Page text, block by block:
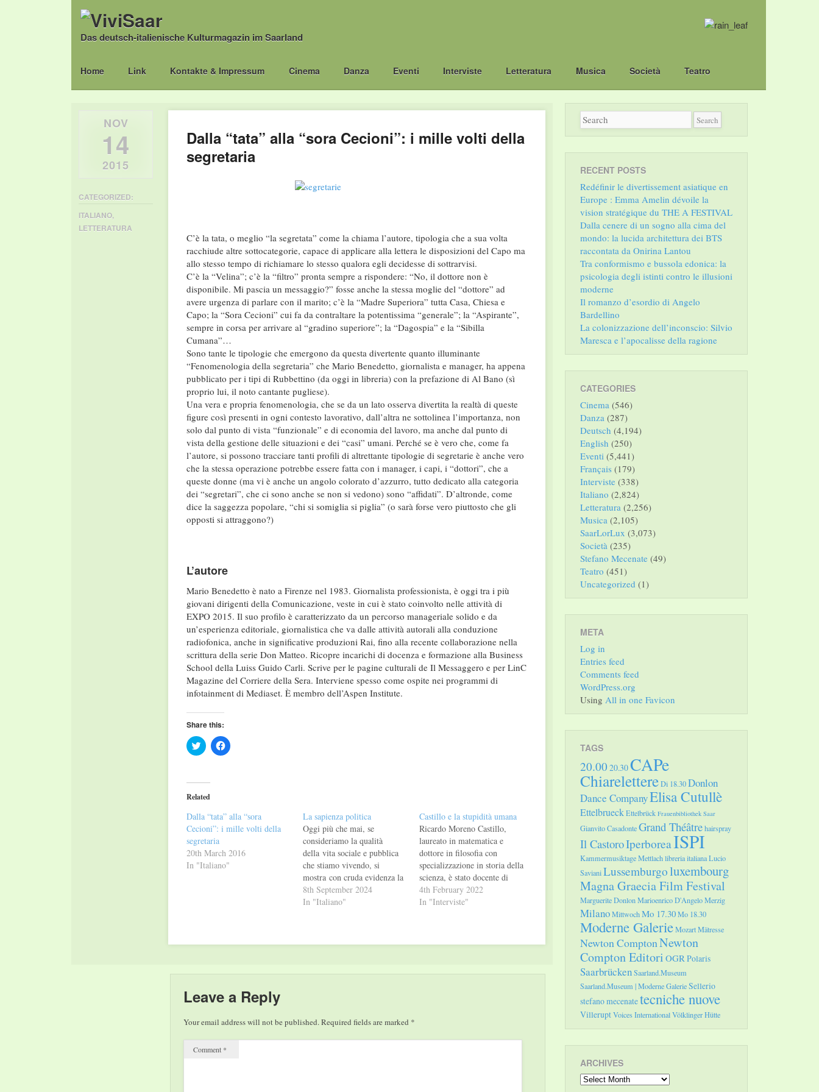
Das deutsch-italienische Kulturmagazin im Saarland
Main menu
Skip
Home Link Kontakte & Impressum Cinema Danza Eventi Interviste Letteratura Musica Società Teatro
Dalla “tata” alla “sora Cecioni”: i mille volti della
segretaria
C’è la tata, o meglio “la segretata” come la chiama l’autore, tipologia che a sua volta
racchiude altre sottocategorie, capace di applicare alla lettera le disposizioni del Capo ma
allo stesso tempo di richiamare lo stesso qualora egli decidesse di sottrarvisi.
C’è la “Velina”; c’è la “filtro” pronta sempre a rispondere: “No, il dottore non è
disponibile. Mi pascia un messaggio?” fosse anche la stessa moglie del “dottore” ad
avere urgenza di parlare con il marito; c’è la “Madre Superiora” tutta Casa, Chiesa e
Capo; la “Sora Cecioni” cui fa da contraltare la potentissima “generale”; la “Aspirante”,
sempre in corsa per arrivare al “gradino superiore”; la “Dagospia” e la “Sibilla
Cumana”…
Sono tante le tipologie che emergono da questa divertente quanto illuminante
“Fenomenologia della segretaria” che Mario Benedetto, giornalista e manager, ha appena
pubblicato per i tipi di Rubbettino (da oggi in libreria) con la prefazione di Al Bano (sì
proprio lui, il noto cantante pugliese).
Una vera e propria fenomenologia, che se da un lato osserva divertita la realtà di queste
figure così presenti in ogni contesto lavorativo, dall’altra ne sottolinea l’importanza, non
solo dal punto di vista “funzionale” e di economia del lavoro, ma anche dal punto di
vista della gestione delle situazioni e dei “casi” umani. Perché se è vero che, come fa
l’autore, si possono tracciare tanti profili di altrettante tipologie di segretarie è anche vero
che la stessa operazione potrebbe essere fatta con i manager, i capi, i “dottori”, che a
queste donne (ma vi è anche un angolo colorato d’azzurro, tutto dedicato alla categoria
dei “segretari”, che ci sono anche se non si vedono) sono “affidati”. D’altronde, come
dice la saggezza popolare, “chi si somiglia si piglia” (o sarà forse vero piuttosto che gli
opposti si attraggono?)
L’autore
Mario Benedetto è nato a Firenze nel 1983. Giornalista professionista, è oggi tra i più
giovani dirigenti della Comunicazione, veste in cui è stato coinvolto nelle attività di
EXPO 2015. Il suo profilo è caratterizzato da un percorso manageriale solido e da
un’esperienza editoriale, giornalistica che va dalle attività autorali alla conduzione
radiofonica, anche in significative produzioni Rai, fino alla recente collaborazione nella
scrittura della serie Don Matteo. Ricopre incarichi di docenza e formazione alla Business
School della Luiss Guido Carli. Scrive per le pagine culturali de Il Messaggero e per LinC
Magazine del Corriere della Sera. Interviene spesso come ospite nei programmi di
infotainment di Mediaset. È membro dell’Aspen Institute.
Share this:
Click
to
(Opens
in
new
Click
to
Related
Dalla “tata” alla “sora
Cecioni”: i mille volti della
segretaria
20th March 2016
In "Italiano"
La sapienza politica
Oggi più che mai, se
consideriamo la qualità
della vita sociale e pubblica
che stiamo vivendo, si
mostra con cruda evidenza la
necessità di una
nuova politica, che rimetta al
“sottraggono i…
8th September 2024
In "Italiano"
Castillo e la stupidità umana
Ricardo Moreno Castillo,
laureato in matematica e
dottore in filosofia con
specializzazione in storia della
scienza, è stato docente di
scuola superiore fino al
pensionamento e professore
si manifesta, ma…
4th February 2022
In "Interviste"
NOV
14
2015
CATEGORIZED:
ITALIANO,
LETTERATURA
Leave a Reply
Your email address will not be published.Required fields are marked *
Comment *
RECENT POSTS
Redéfinir le divertissement asiatique en
Europe : Emma Amelin dévoile la
vision stratégique du THE A FESTIVAL
Dalla cenere di un sogno alla cima del
mondo: la lucida architettura dei BTS
raccontata da Onirina Lantou
Tra conformismo e bussola edonica: la
psicologia degli istinti contro le illusioni
moderne
Il romanzo d’esordio di Angelo
Bardellino
La colonizzazione dell’inconscio: Silvio
Maresca e l’apocalisse della ragione
CATEGORIES
Cinema (546)
Danza (287)
Deutsch (4,194)
English (250)
Eventi (5,441)
Français (179)
Interviste (338)
Italiano (2,824)
Letteratura (2,256)
Musica (2,105)
SaarLorLux (3,073)
Società (235)
Stefano Mecenate (49)
Teatro (451)
Uncategorized (1)
META
Log in
Entries feed
Comments feed
WordPress.org
Using All in one Favicon
TAGS
20.00 20.30CAPe
ChiarelettereDi 18.30Donlon
Dance CompanyElisa Cutullè
EttelbrueckEttelbrück Frauenbibliothek Saar
Gianvito CasadonteGrand Théâtrehairspray
Il CastoroIperboreaISPI
Kammermusiktage Mettlachlibreria italianaLucio
SavianiLussemburgoluxembourg
Magna Graecia Film Festival
Marguerite DonlonMarioenrico D'AngeloMerzig
MilanoMittwochMo 17.30Mo 18.30
Moderne GalerieMozartMätresse
Newton ComptonNewton
Compton Editori OGRPolaris
SaarbrückenSaarland.Museum
Saarland.Museum | Moderne GalerieSellerio
stefano mecenatetecniche nuove
VilleruptVoices InternationalVölklinger Hütte
ARCHIVES
Archives